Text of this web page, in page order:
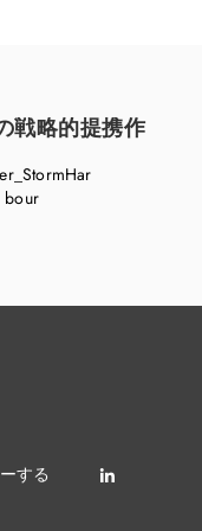
戦略的提携作